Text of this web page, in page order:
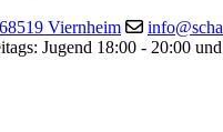
Viernheim
Jugend 18:00 - 20:00